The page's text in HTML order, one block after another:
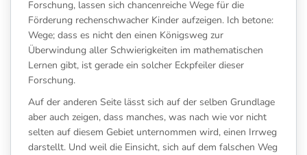
Forschung, lassen sich chancenreiche Wege für die
Förderung rechenschwacher Kinder aufzeigen. Ich betone:
Wege; dass es nicht den einen Königsweg zur
Überwindung aller Schwierigkeiten im mathematischen
Lernen gibt, ist gerade ein solcher Eckpfeiler dieser
Forschung.
Auf der anderen Seite lässt sich auf der selben Grundlage
aber auch zeigen, dass manches, was nach wie vor nicht
selten auf diesem Gebiet unternommen wird, einen Irrweg
darstellt. Und weil die Einsicht, sich auf dem falschen Weg